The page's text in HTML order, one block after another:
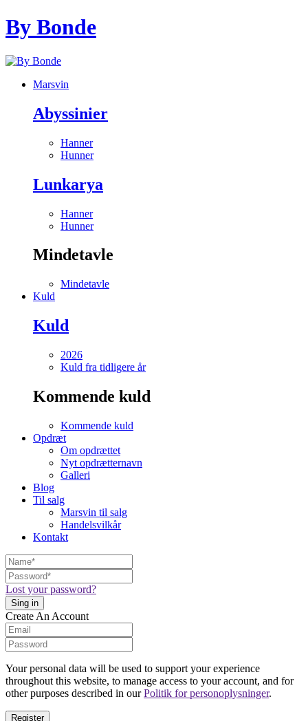
By Bonde
Marsvin
Abyssinier
Hanner
Hunner
Lunkarya
Hanner
Hunner
Mindetavle
Mindetavle
Kuld
Kuld
2026
Kuld fra tidligere år
Kommende kuld
Kommende kuld
Opdræt
Om opdrættet
Nyt opdrætternavn
Galleri
Blog
Til salg
Marsvin til salg
Handelsvilkår
Kontakt
Lost your password?
Create An Account
Your personal data will be used to support your experience
throughout this website, to manage access to your account, and for
other purposes described in ourPolitik for personoplysninger.